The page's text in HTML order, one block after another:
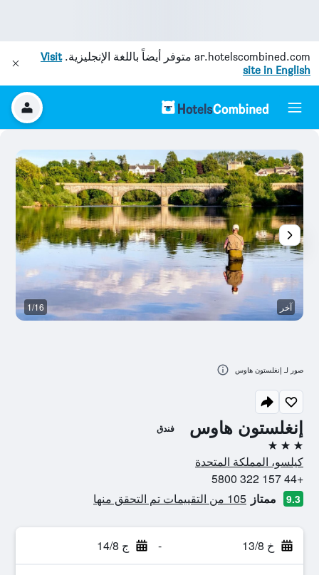
ar.hotelscombined.com متوفر أيضاً باللغة الإنجليزية.Visit
site in English
إنغلستون هاوس فندق
3 نجوم
كيلسو، المملكة المتحدة
+44 157 322 5800
9.3 ممتاز 105 من التقييمات تم التحقق منها
خ 13/8 - ج 14/8
آخر 1/16
صور لـ إنغلستون هاوس